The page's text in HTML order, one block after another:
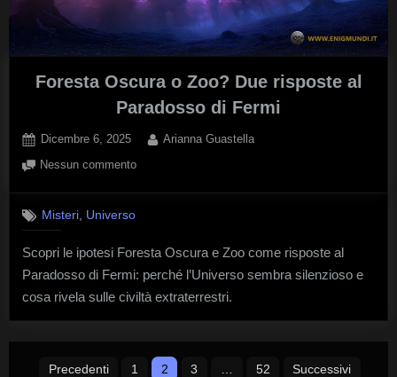
Foresta Oscura o Zoo? Due risposte al
Paradosso di Fermi
Posted
on
Dicembre 6, 2025 By
Arianna Guastella
Nessun commentosu
Due
risposte
al
Misteri Universo
Scopri le ipotesi Foresta Oscura e Zoo come risposte al
Paradosso di Fermi: perché l’Universo sembra silenzioso e
cosa rivela sulle civiltà extraterrestri.
Paginazione
Precedenti 1 2 3 52 Successivi